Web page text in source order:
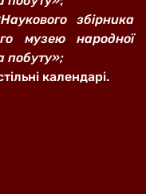
збірника
музею народної
побуту»;
календарі.